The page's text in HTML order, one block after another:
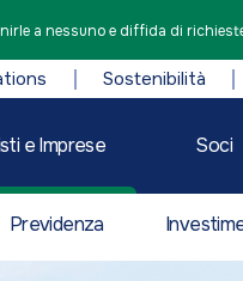
a nessuno e diffida di
Sostenibilità
e Imprese Soci
Previdenza